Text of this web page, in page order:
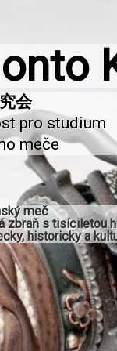
pro studium
meče
meč
zbraň s tisíciletou
historicky a